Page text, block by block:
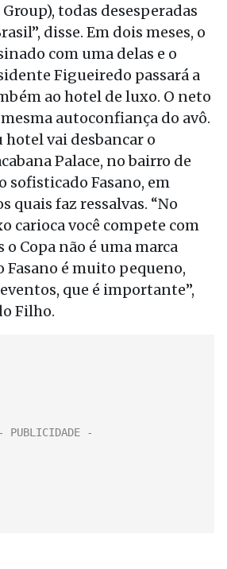
todas desesperadas
disse. Em dois meses, o
com uma delas e o
Figueiredo passará a
ao hotel de luxo. O neto
autoconfiança do avô.
hotel vai desbancar o
Palace, no bairro de
sofisticado Fasano, em
quais faz ressalvas. “No
carioca você compete com
o Copa não é uma marca
é muito pequeno,
que é importante”,
Filho.